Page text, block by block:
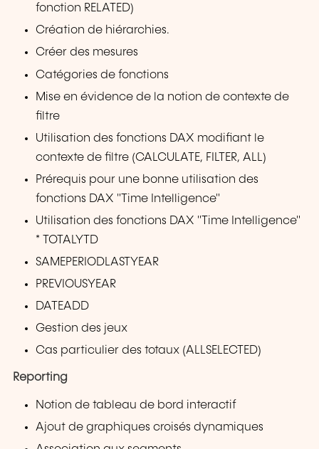
fonction RELATED)
Création de hiérarchies.
Créer des mesures
Catégories de fonctions
Mise en évidence de la notion de contexte de
filtre
Utilisation des fonctions DAX modifiant le
contexte de filtre (CALCULATE, FILTER, ALL)
Prérequis pour une bonne utilisation des
fonctions DAX "Time Intelligence"
Utilisation des fonctions DAX "Time Intelligence"
* TOTALYTD
SAMEPERIODLASTYEAR
PREVIOUSYEAR
DATEADD
Gestion des jeux
Cas particulier des totaux (ALLSELECTED)
Reporting
Notion de tableau de bord interactif
Ajout de graphiques croisés dynamiques